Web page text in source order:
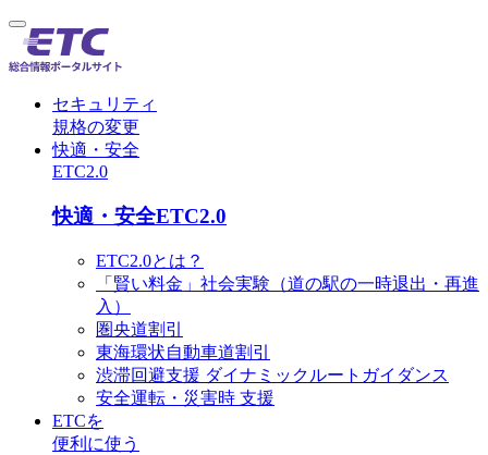
セキュリティ
規格の変更
快適・安全
ETC2.0
快適・安全ETC2.0
ETC2.0とは？
「賢い料金」社会実験（道の駅の一時退出・再進
入）
圏央道割引
東海環状自動車道割引
渋滞回避支援 ダイナミックルートガイダンス
安全運転・災害時 支援
ETCを
便利に使う